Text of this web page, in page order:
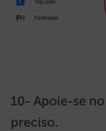
10- Apoie-se
preciso.